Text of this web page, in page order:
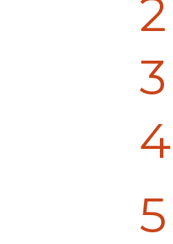
2
3
4
5